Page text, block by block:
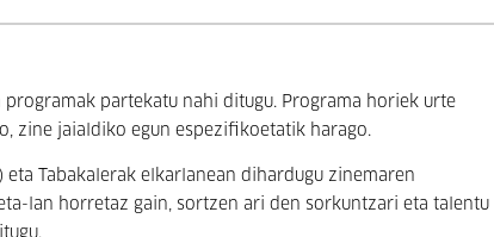
partekatu nahi ditugu. Programa horiek urte
zine jaialdiko egun espezifikoetatik harago.
eta Tabakalerak elkarlanean dihardugu zinemaren
lan horretaz gain, sortzen ari den sorkuntzari eta talentu